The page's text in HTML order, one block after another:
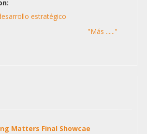
estratégico
"Más ......"
Matters Final Showcae